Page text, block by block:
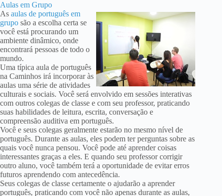
Aulas em Grupo
As aulas de português em
grupo são a escolha certa se
você está procurando um
ambiente dinâmico, onde
encontrará pessoas de todo o
mundo.
Uma típica aula de português
na Caminhos irá incorporar às
aulas uma série de atividades
culturais e sociais. Você será envolvido em sessões interativas
com outros colegas de classe e com seu professor, praticando
suas habilidades de leitura, escrita, conversação e
compreensão auditiva em português.
Você e seus colegas geralmente estarão no mesmo nível de
português. Durante as aulas, eles podem ter perguntas sobre as
quais você nunca pensou. Você pode até aprender coisas
interessantes graças a eles. E quando seu professor corrigir
outro aluno, você também terá a oportunidade de evitar erros
futuros aprendendo com antecedência.
Seus colegas de classe certamente o ajudarão a aprender
português, praticando com você não apenas durante as aulas,